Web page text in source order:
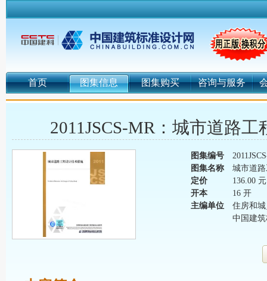
首页 图集信息 图集购买 咨询与服务
2011JSCS-MR：城市道路
图集编号
图集名称
城市道
定价
136.00 元
开本
16 开
主编单位
住房和
中国建